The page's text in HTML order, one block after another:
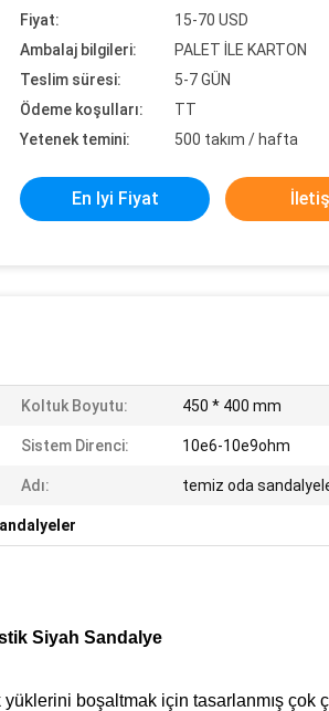
Fiyat:
15-70 USD
Ambalaj bilgileri:
PALET İLE KARTON
Teslim süresi:
5-7 GÜN
Ödeme koşulları:
TT
Yetenek temini:
500 takım / hafta
En Iyi Fiyat
Koltuk Boyutu: 450 * 400 mm
Sistem Direnci: 10e6-10e9ohm
Adı: temiz oda
Siyah Sandalye
boşaltmak için tasarlanmış çok